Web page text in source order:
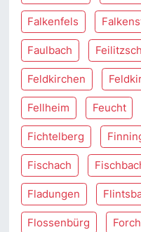
Falkenfels
Faulbach Feilitzsch
Feldkirchen
Fellheim Feucht
Fichtelberg
Fischach
Fladungen
Flossenbürg